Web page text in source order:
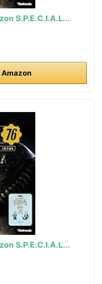
S.P.E.C.I.A.L...
S.P.E.C.I.A.L...